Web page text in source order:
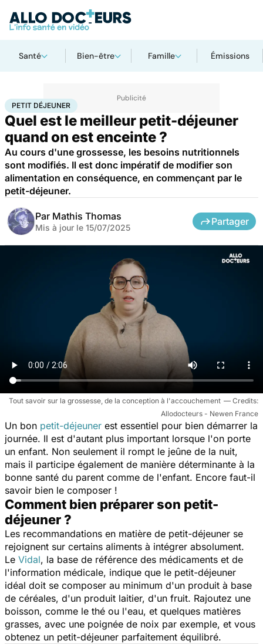
Santé Bien-être Famille Émissions
Accueil FamilleGrossesse Petit déjeuner
PETIT DÉJEUNER
Quel est le meilleur petit-déjeuner
quand on est enceinte ?
Au cours d'une grossesse, les besoins nutritionnels
sont modifiés. Il est donc impératif de modifier son
alimentation en conséquence, en commençant par le
petit-déjeuner.
Par Mathis Thomas
Mis à jour le 15/07/2025
Partager
Tout savoir sur la grossesse, de la conception à l'accouchement
Allodocteurs - Newen France
Un bon petit-déjeuner est essentiel pour bien démarrer la
journée. Il est d'autant plus important lorsque l'on porte
un enfant. Non seulement il rompt le jeûne de la nuit,
mais il participe également de manière déterminante à la
bonne santé du parent comme de l'enfant. Encore faut-il
savoir bien le composer !
Comment bien préparer son petit-
déjeuner ?
Les recommandations en matière de petit-déjeuner se
rejoignent sur certains aliments à intégrer absolument.
Le Vidal, la base de référence des médicaments et de
l'information médicale, indique que le petit-déjeuner
idéal doit se composer au minimum d'un produit à base
de céréales, d'un produit laitier, d'un fruit. Rajoutez une
boisson, comme le thé ou l'eau, et quelques matières
grasses, avec une poignée de noix par exemple, et vous
obtenez un petit-déjeuner parfaitement équilibré.